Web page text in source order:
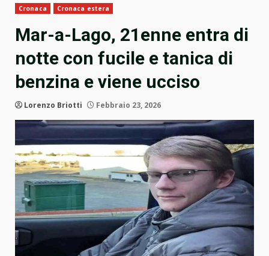
Cronaca Cronaca estera
Mar-a-Lago, 21enne entra di
notte con fucile e tanica di
benzina e viene ucciso
Lorenzo Briotti Febbraio 23, 2026